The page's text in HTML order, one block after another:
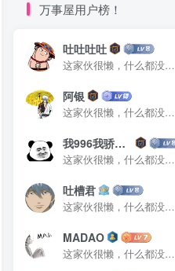
万事屋用户榜！
吐吐吐吐
这家伙很懒，什么都没有写...
阿银
这家伙很懒，什么都没有写...
我996我骄傲了么
这家伙很懒，什么都没有写...
吐槽君
这家伙很懒，什么都没有写...
MADAO
这家伙很懒，什么都没有写...